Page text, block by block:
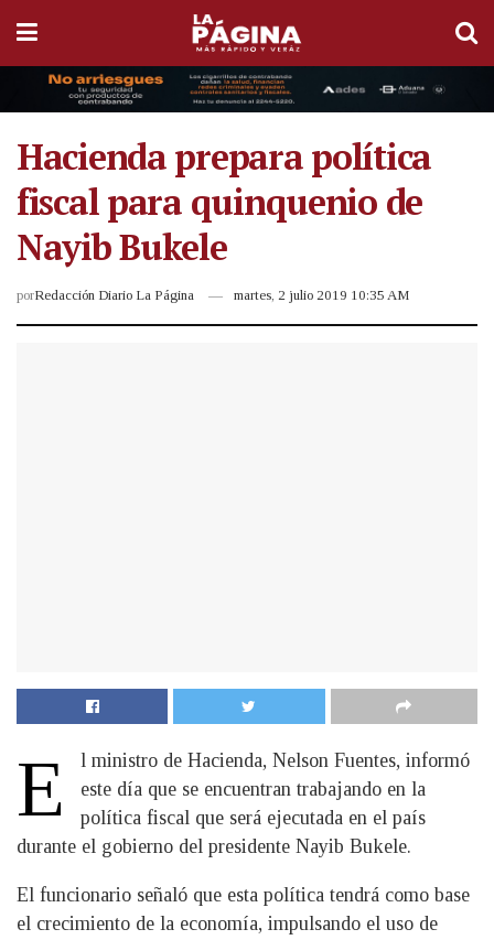
Hacienda prepara política
fiscal para quinquenio de
Nayib Bukele
porRedacción Diario La Página martes, 2 julio 2019 10:35 AM
E
l ministro de Hacienda, Nelson Fuentes, informó
este día que se encuentran trabajando en la
política fiscal que será ejecutada en el país
durante el gobierno del presidente Nayib Bukele.
El funcionario señaló que esta política tendrá como base
el crecimiento de la economía, impulsando el uso de